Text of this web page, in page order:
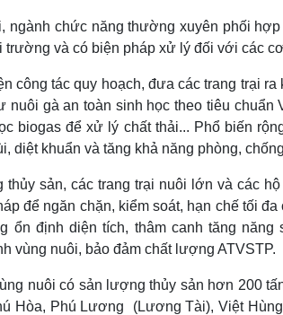
ngành chức năng thường xuyên phối
trường và có biện pháp xử lý đối với các
công tác quy hoạch, đưa các trang trại
nuôi gà an toàn sinh học theo tiêu
biogas để xử lý chất thải... Phổ biến
diệt khuẩn và tăng khả năng phòng,
thủy sản, các trang trại nuôi lớn và các
để ngăn chặn, kiểm soát, hạn chế tối
ổn định diện tích, thâm canh tăng
vùng nuôi, bảo đảm chất lượng ATVSTP.
nuôi có sản lượng thủy sản hơn 200
Hòa, Phú Lương (Lương Tài), Việt